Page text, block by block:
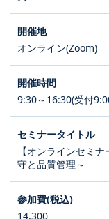
オンライン(Zoom)
9:30～16:30(受付
【オンラインセミ
守と品質管理～
14,300